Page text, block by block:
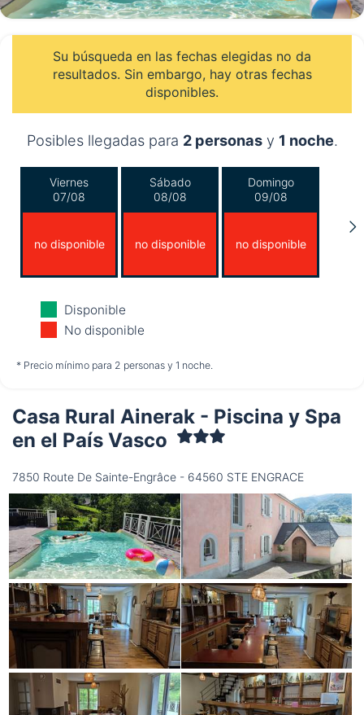
Su búsqueda en las fechas elegidas no da
resultados. Sin embargo, hay otras fechas
disponibles.
Posibles llegadas para 2 personasy 1 noche.
Viernes
07/08
no disponible
Sábado
08/08
no disponible
Domingo
09/08
no disponible
Lunes
10/08
no disponible no disponible
Jueves
13/08
no disponible
Disponible
No disponible
* Precio mínimo para 2 personas y 1 noche.
Casa Rural Ainerak - Piscina y Spa
en el País Vasco
7850 Route De Sainte-Engrâce - 64560 STE ENGRACE